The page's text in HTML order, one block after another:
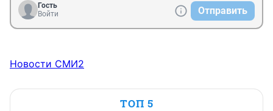
Гость
Войти
Отправить
Новости СМИ2
ТОП 5